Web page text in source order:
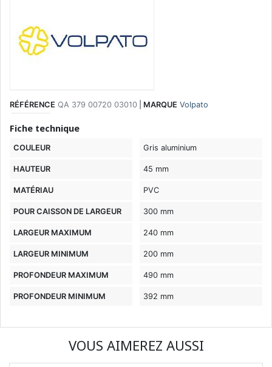
RÉFÉRENCE QA 379 00720 03010 MARQUE Volpato
Fiche technique
COULEUR Gris aluminium
HAUTEUR 45 mm
MATÉRIAU PVC
POUR CAISSON DE LARGEUR 300 mm
LARGEUR MAXIMUM 240 mm
LARGEUR MINIMUM 200 mm
PROFONDEUR MAXIMUM 490 mm
PROFONDEUR MINIMUM 392 mm
VOUS AIMEREZ AUSSI